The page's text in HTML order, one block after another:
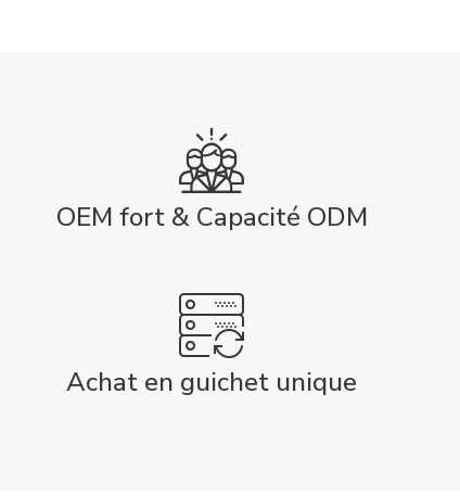
OEM fort & Capacité ODM
Achat en guichet unique